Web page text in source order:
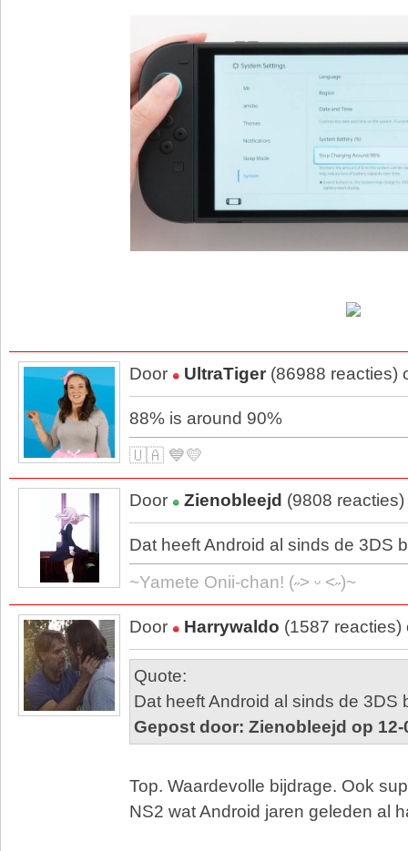
Door UltraTiger (86988 reacties)
88% is around 90%
🇺🇦 💙💛
Door Zienobleejd (9808
Dat heeft Android al sinds de 3DS
~Yamete Onii-chan! (˶˃ ᵕ ˂˶)~
Door Harrywaldo (1587
Quote:
Dat heeft Android al sinds de 3DS
Gepost door: Zienobleejd op 12-
Top. Waardevolle bijdrage. Ook
NS2 wat Android jaren geleden al